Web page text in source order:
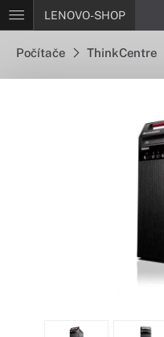
LENOVO-SHOP
Počítače ThinkCentre